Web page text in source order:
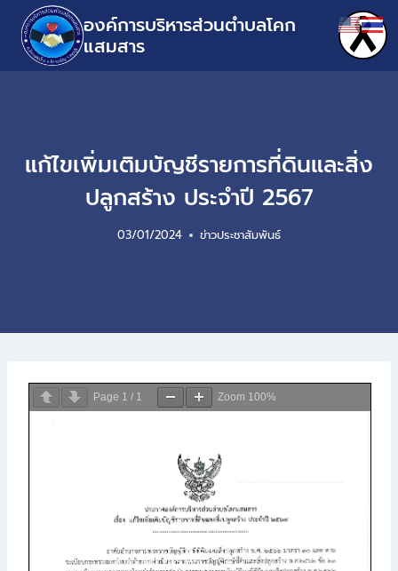
องค์การบริหารส่วนตำบลโคก
แสมสาร
แก้ไขเพิ่มเติมบัญชีรายการที่ดินและสิ่ง
ปลูกสร้าง ประจำปี 2567
03/01/2024 ข่าวประชาสัมพันธ์
Page 1 / 1 Zoom 100%